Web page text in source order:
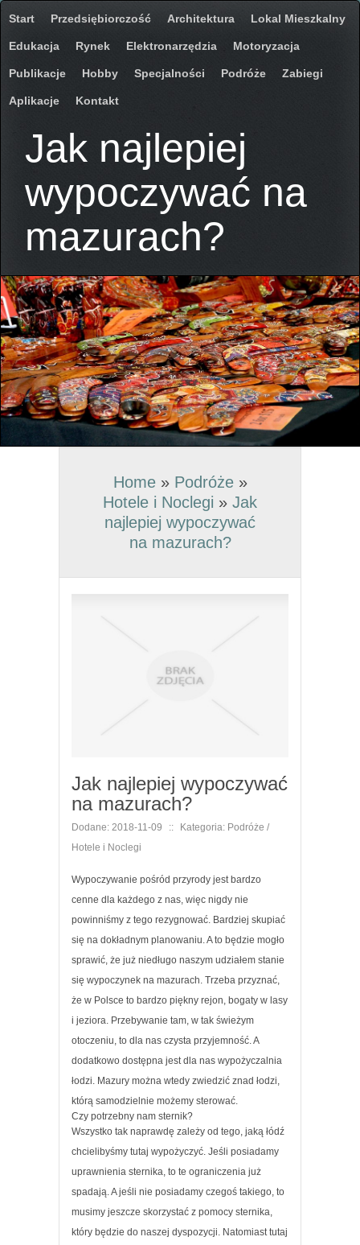
Start Przedsiębiorczość Architektura Lokal Mieszkalny
Edukacja Rynek Elektronarzędzia Motoryzacja
Publikacje Hobby Specjalności Podróże Zabiegi
Aplikacje Kontakt
Jak najlepiej
wypoczywać na
mazurach?
Home» Podróże»
Hotele i Noclegi » Jak
najlepiej wypoczywać
na mazurach?
Jak najlepiej wypoczywać
na mazurach?
Dodane: 2018-11-09 ::
Kategoria: Podróże /
Hotele i Noclegi
Wypoczywanie pośród przyrody jest bardzo
cenne dla każdego z nas, więc nigdy nie
powinniśmy z tego rezygnować. Bardziej skupiać
się na dokładnym planowaniu. A to będzie mogło
sprawić, że już niedługo naszym udziałem stanie
się wypoczynek na mazurach. Trzeba przyznać,
że w Polsce to bardzo piękny rejon, bogaty w lasy
i jeziora. Przebywanie tam, w tak świeżym
otoczeniu, to dla nas czysta przyjemność. A
dodatkowo dostępna jest dla nas wypożyczalnia
łodzi. Mazury można wtedy zwiedzić znad łodzi,
którą samodzielnie możemy sterować.
Czy potrzebny nam sternik?
Wszystko tak naprawdę zależy od tego, jaką łódź
chcielibyśmy tutaj wypożyczyć. Jeśli posiadamy
uprawnienia sternika, to te ograniczenia już
spadają. A jeśli nie posiadamy czegoś takiego, to
musimy jeszcze skorzystać z pomocy sternika,
który będzie do naszej dyspozycji. Natomiast tutaj